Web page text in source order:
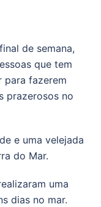
de semana,
que tem
para fazerem
prazerosos no
e uma velejada
do Mar.
uma
dias no mar.